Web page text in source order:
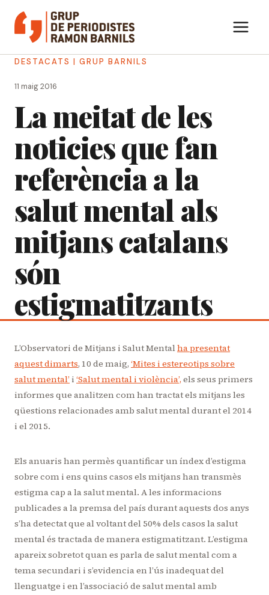
contingut
DESTACATS | GRUP BARNILS
11 maig 2016
La meitat de les
noticies que fan
referència a la
salut mental als
mitjans catalans
són
estigmatitzants
L’Observatori de Mitjans i Salut Mentalha presentat
aquest dimarts, 10 de maig, ‘Mites i estereotips sobre
salut mental’ i ‘Salut mental i violència’, els seus primers
informes que analitzen com han tractat els mitjans les
qüestions relacionades amb salut mental durant el 2014
i el 2015.
Els anuaris han permès quantificar un índex d’estigma
sobre com i ens quins casos els mitjans han transmès
estigma cap a la salut mental. A les informacions
publicades a la premsa del país durant aquests dos anys
s’ha detectat que al voltant del 50% dels casos la salut
mental és tractada de manera estigmatitzant. L’estigma
apareix sobretot quan es parla de salut mental com a
tema secundari i s’evidencia en l’ús inadequat del
llenguatge i en l’associació de salut mental amb